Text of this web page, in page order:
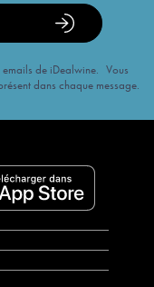
emails de iDealwine. Vous
dans chaque message.